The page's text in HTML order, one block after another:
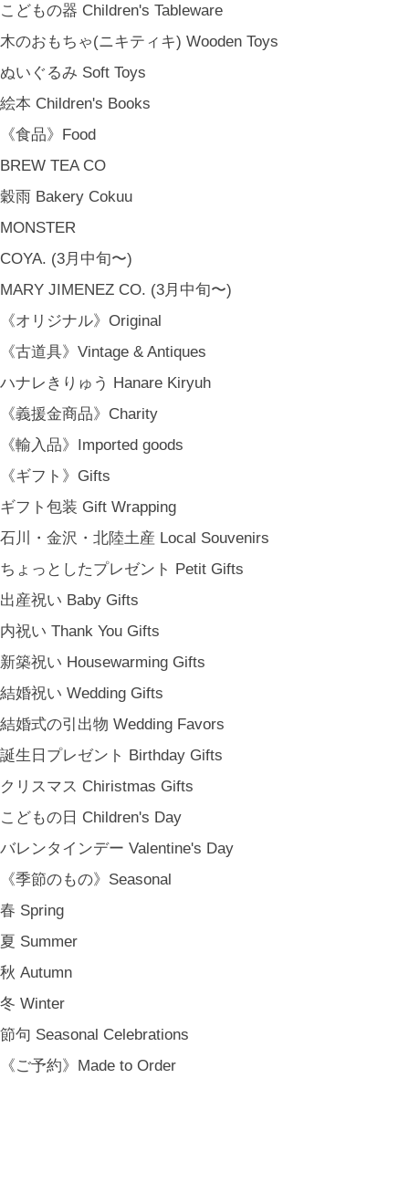
こどもの器 Children's Tableware
木のおもちゃ(ニキティキ) Wooden Toys
ぬいぐるみ Soft Toys
絵本 Children's Books
《食品》Food
BREW TEA CO
穀雨 Bakery Cokuu
MONSTER
COYA. (3月中旬〜)
MARY JIMENEZ CO. (3月中旬〜)
《オリジナル》Original
《古道具》Vintage & Antiques
ハナレきりゅう Hanare Kiryuh
《義援金商品》Charity
《輸入品》Imported goods
《ギフト》Gifts
ギフト包装 Gift Wrapping
石川・金沢・北陸土産 Local Souvenirs
ちょっとしたプレゼント Petit Gifts
出産祝い Baby Gifts
内祝い Thank You Gifts
新築祝い Housewarming Gifts
結婚祝い Wedding Gifts
結婚式の引出物 Wedding Favors
誕生日プレゼント Birthday Gifts
クリスマス Chiristmas Gifts
こどもの日 Children's Day
バレンタインデー Valentine's Day
《季節のもの》Seasonal
春 Spring
夏 Summer
秋 Autumn
冬 Winter
節句 Seasonal Celebrations
《ご予約》Made to Order